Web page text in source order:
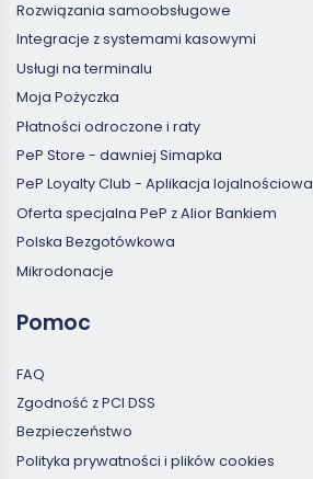
Rozwiązania samoobsługowe
Integracje z systemami kasowymi
Usługi na terminalu
Moja Pożyczka
Płatności odroczone i raty
PeP Store - dawniej Simapka
PeP Loyalty Club - Aplikacja lojalnościowa
Oferta specjalna PeP z Alior Bankiem
Polska Bezgotówkowa
Mikrodonacje
Pomoc
FAQ
Zgodność z PCI DSS
Bezpieczeństwo
Polityka prywatności i plików cookies